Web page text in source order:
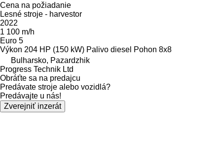
Cena na požiadanie
Lesné stroje - harvestor
2022
1 100 m/h
Euro 5
Výkon 204 HP (150 kW) Palivo diesel Pohon 8x8
Bulharsko, Pazardzhik
Progress Technik Ltd
Obráťte sa na predajcu
Predávate stroje alebo vozidlá?
Predávajte u nás!
Zverejniť inzerát